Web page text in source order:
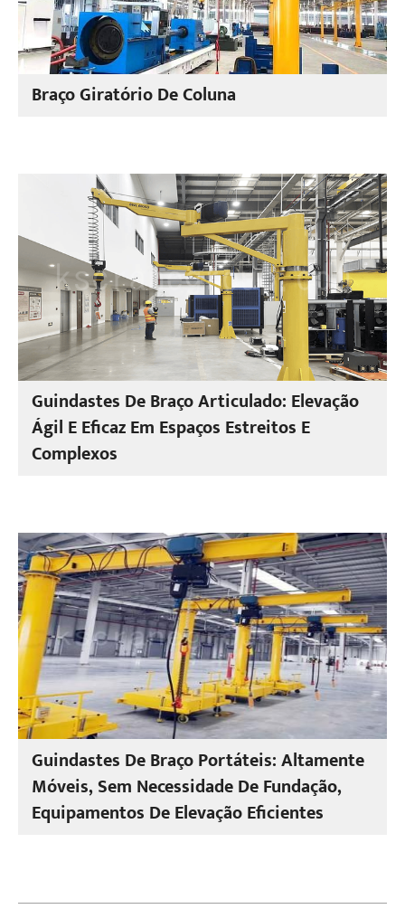
Braço Giratório De Coluna
Guindastes De Braço Articulado: Elevação
Ágil E Eficaz Em Espaços Estreitos E
Complexos
Guindastes De Braço Portáteis: Altamente
Móveis, Sem Necessidade De Fundação,
Equipamentos De Elevação Eficientes